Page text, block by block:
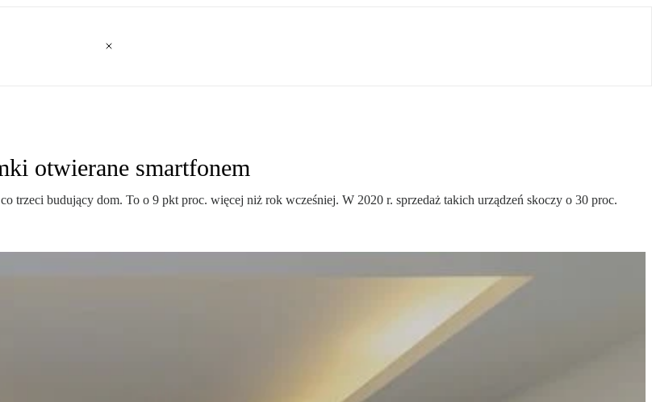
otwierane smartfonem
trzeci budujący dom. To o 9 pkt proc. więcej niż rok wcześniej. W 2020 r. sprzedaż takich urządzeń skoczy o 30 proc.